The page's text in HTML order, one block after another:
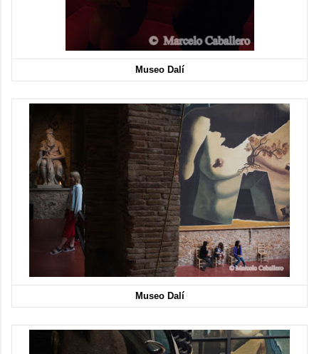
Museo Dalí
Museo Dalí